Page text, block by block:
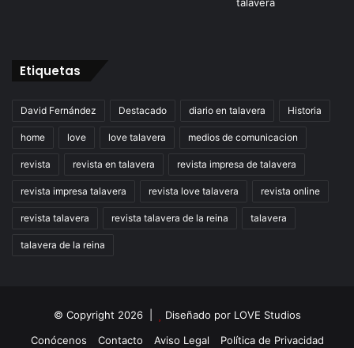
Etiquetas
David Fernández Destacado diario en talavera Historia
home love love talavera medios de comunicacion
revista revista en talavera revista impresa de talavera
revista impresa talavera revista love talavera revista online
revista talavera revista talavera de la reina talavera
talavera de la reina
© Copyright 2026 | Diseñado por LOVE Studios
Conócenos
Contacto Aviso Legal Política de Privacidad